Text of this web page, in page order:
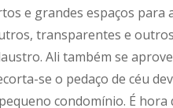
e grandes espaços
transparentes e
Ali também se
se o pedaço de céu
condomínio. É